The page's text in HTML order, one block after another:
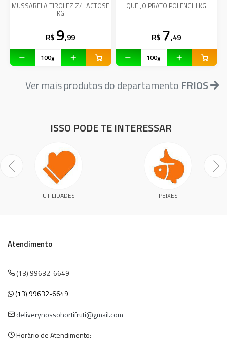
MUSSARELA TIROLEZ Z/ LACTOSE
KG
R$ 9,99
QUEIJO PRATO POLENGHI KG
R$ 7,49
Ver mais produtos do departamento FRIOS
ISSO PODE TE INTERESSAR
UTILIDADES PEIXES
Atendimento
(13) 99632-6649
(13) 99632-6649
deliverynossohortifruti@gmail.com
Horário de Atendimento: